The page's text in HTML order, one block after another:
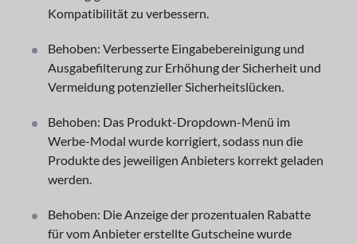
Kompatibilität zu verbessern.
Behoben: Verbesserte Eingabebereinigung und
Ausgabefilterung zur Erhöhung der Sicherheit und
Vermeidung potenzieller Sicherheitslücken.
Behoben: Das Produkt-Dropdown-Menü im
Werbe-Modal wurde korrigiert, sodass nun die
Produkte des jeweiligen Anbieters korrekt geladen
werden.
Behoben: Die Anzeige der prozentualen Rabatte
für vom Anbieter erstellte Gutscheine wurde